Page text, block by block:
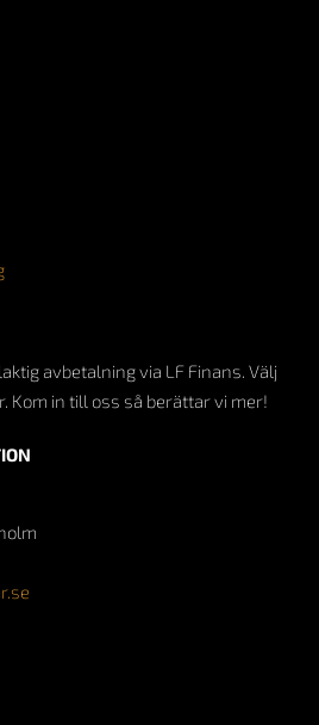
avbetalning via LF Finans. Välj
Kom in till oss så berättar vi mer!